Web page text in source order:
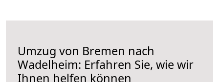
Umzug von Bremen nach
Wadelheim: Erfahren Sie, wie wir
Ihnen helfen können